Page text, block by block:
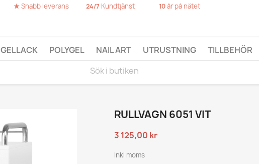
★Snabb leverans 24/7 Kundtjänst 10år på nätet
GELLACK POLYGEL NAIL ART UTRUSTNING TILLBEHÖR
RULLVAGN 6051 VIT
3 125,00 kr
Inkl moms